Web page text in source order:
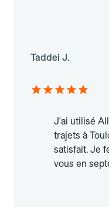
Taddei J.
J'ai utilisé
trajets à
satisfait. Je
vous en